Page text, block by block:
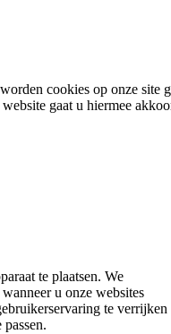
cookies op onze site
gaat u hiermee
te plaatsen. We
u onze websites
te verrijken